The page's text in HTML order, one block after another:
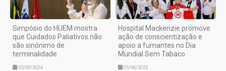
Simpósio do HUEM mostra
que Cuidados Paliativos não
são sinônimo de
terminalidade
02/05/2024
Hospital Mackenzie promove
ação de conscientização e
apoio a fumantes no Dia
Mundial Sem Tabaco
01/06/2023